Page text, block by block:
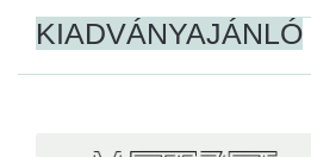
KIADVÁNYAJÁNLÓ